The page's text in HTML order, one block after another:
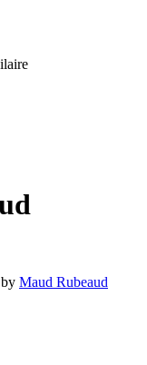
by Maud Rubeaud